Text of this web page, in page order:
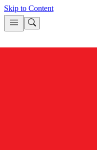
Skip to Content